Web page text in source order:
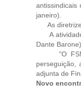
antissindicais
janeiro).
As
A atividade
Dante Barone).
"O FSM é
perseguição,
adjunta de
Novo